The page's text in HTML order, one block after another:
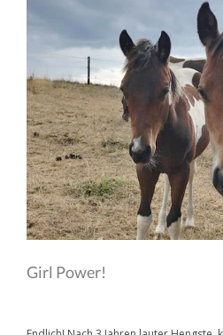
Girl Power!